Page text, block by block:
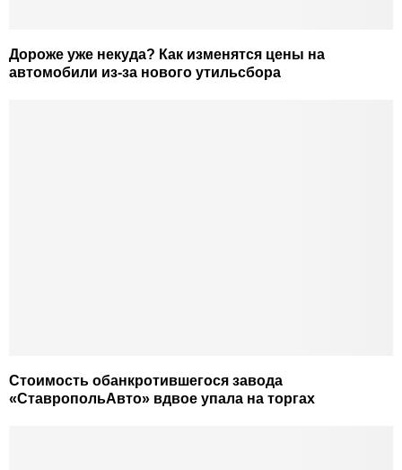
Дороже уже некуда? Как изменятся цены на
автомобили из-за нового утильсбора
Стоимость обанкротившегося завода
«СтавропольАвто» вдвое упала на торгах